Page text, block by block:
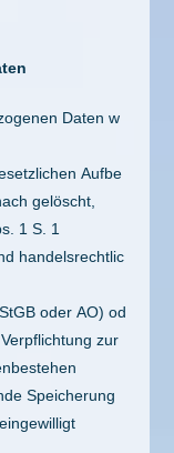
Daten w
Aufbe
gelöscht,
1 S. 1
handelsrechtlic
oder AO) od
zur
Speicherung